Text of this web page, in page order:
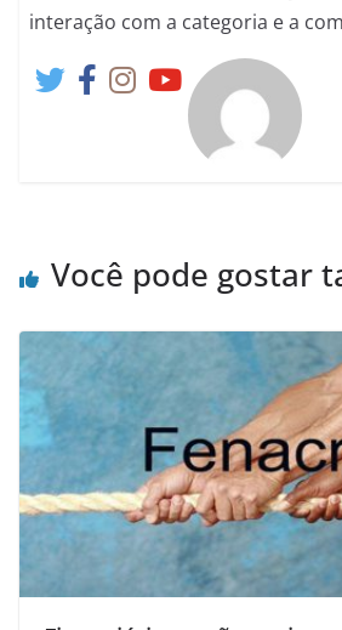
interação com a categoria e a
Você pode gostar